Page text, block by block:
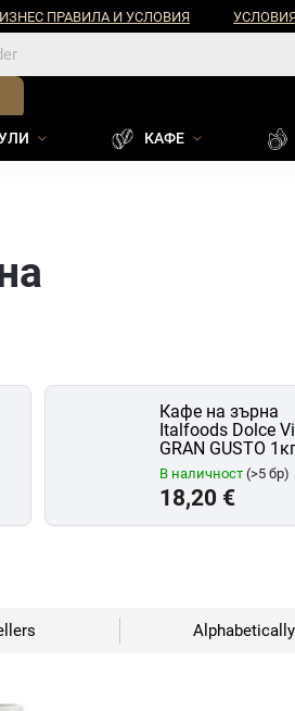
ПРАВИЛА И УСЛОВИЯ
КАФЕ
Кафе на зърна
Italfoods Dolce
GRAN GUSTO
В наличност(>5 бр)
18,20 €
Alphabetically